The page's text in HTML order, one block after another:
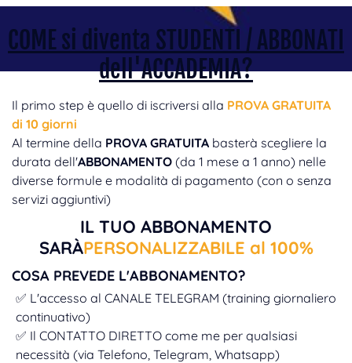
COME si diventa STUDENTI / ABBONATI
dell'ACCADEMIA?
Il primo step è quello di iscriversi alla PROVA GRATUITA
di 10 giorni
Al termine della PROVA GRATUITA basterà scegliere la
durata dell'ABBONAMENTO (da 1 mese a 1 anno) nelle
diverse formule e modalità di pagamento (con o senza
servizi aggiuntivi)
IL TUO ABBONAMENTO
SARÀPERSONALIZZABILE al 100%
COSA PREVEDE L'ABBONAMENTO?
✅ L'accesso al CANALE TELEGRAM (training giornaliero
continuativo)
✅ Il CONTATTO DIRETTO come me per qualsiasi
necessità (via Telefono, Telegram, Whatsapp)